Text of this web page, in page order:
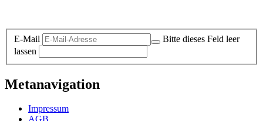
E-Mail
Bitte dieses Feld leer
lassen
Metanavigation
Impressum